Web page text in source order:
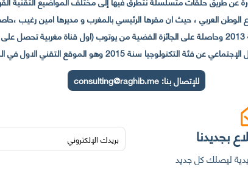
سنة 2015 وهو الموقع التقني الاول في المغرب والعالم العربي
للإتصال بنا:consulting@raghib.me
بجديدنا
ليصلك كل جديد